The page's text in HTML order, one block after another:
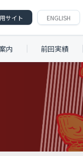
サイト ENGLISH
内 前回実績